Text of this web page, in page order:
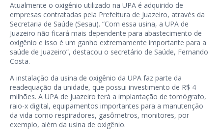
Atualmente o oxigênio utilizado na UPA é adquirido de
empresas contratadas pela Prefeitura de Juazeiro, através da
Secretaria de Saúde (Sesau). “Com essa usina, a UPA de
Juazeiro não ficará mais dependente para abastecimento de
oxigênio e isso é um ganho extremamente importante para a
saúde de Juazeiro”, destacou o secretário de Saúde, Fernando
Costa.
A instalação da usina de oxigênio da UPA faz parte da
readequação da unidade, que possui investimento de R$ 4
milhões. A UPA de Juazeiro terá a implantação de tomógrafo,
raio-x digital, equipamentos importantes para a manutenção
da vida como respiradores, gasômetros, monitores, por
exemplo, além da usina de oxigênio.